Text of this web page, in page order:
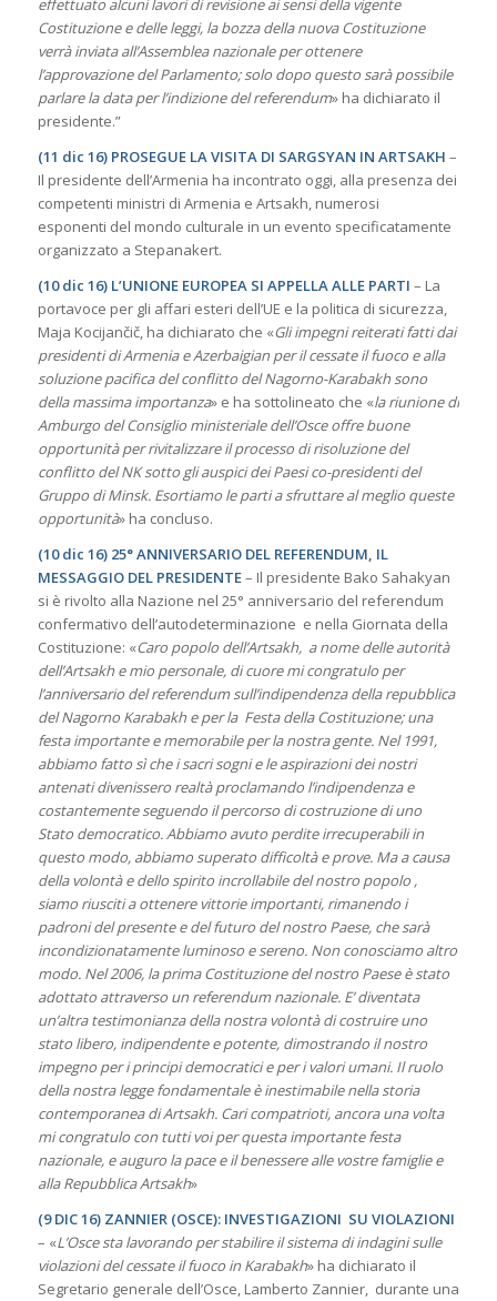
effettuato alcuni lavori di revisione ai sensi della vigente
Costituzione e delle leggi, la bozza della nuova Costituzione
verrà inviata all’Assemblea nazionale per ottenere
l’approvazione del Parlamento; solo dopo questo sarà possibile
parlare la data per l’indizione del referendum» ha dichiarato il
presidente.”
(11 dic 16) PROSEGUE LA VISITA DI SARGSYAN IN ARTSAKH –
Il presidente dell’Armenia ha incontrato oggi, alla presenza dei
competenti ministri di Armenia e Artsakh, numerosi
esponenti del mondo culturale in un evento specificatamente
organizzato a Stepanakert.
(10 dic 16) L’UNIONE EUROPEA SI APPELLA ALLE PARTI – La
portavoce per gli affari esteri dell’UE e la politica di sicurezza,
Maja Kocijančič, ha dichiarato che «Gli impegni reiterati fatti dai
presidenti di Armenia e Azerbaigian per il cessate il fuoco e alla
soluzione pacifica del conflitto del Nagorno-Karabakh sono
della massima importanza» e ha sottolineato che «la riunione di
Amburgo del Consiglio ministeriale dell’Osce offre buone
opportunità per rivitalizzare il processo di risoluzione del
conflitto del NK sotto gli auspici dei Paesi co-presidenti del
Gruppo di Minsk. Esortiamo le parti a sfruttare al meglio queste
opportunità» ha concluso.
(10 dic 16) 25° ANNIVERSARIO DEL REFERENDUM, IL
MESSAGGIO DEL PRESIDENTE– Il presidente Bako Sahakyan
si è rivolto alla Nazione nel 25° anniversario del referendum
confermativo dell’autodeterminazione e nella Giornata della
Costituzione: «Caro popolo dell’Artsakh, a nome delle autorità
dell’Artsakh e mio personale, di cuore mi congratulo per
l’anniversario del referendum sull’indipendenza della repubblica
del Nagorno Karabakh e per la Festa della Costituzione; una
festa importante e memorabile per la nostra gente. Nel 1991,
abbiamo fatto sì che i sacri sogni e le aspirazioni dei nostri
antenati divenissero realtà proclamando l’indipendenza e
costantemente seguendo il percorso di costruzione di uno
Stato democratico. Abbiamo avuto perdite irrecuperabili in
questo modo, abbiamo superato difficoltà e prove. Ma a causa
della volontà e dello spirito incrollabile del nostro popolo ,
siamo riusciti a ottenere vittorie importanti, rimanendo i
padroni del presente e del futuro del nostro Paese, che sarà
incondizionatamente luminoso e sereno. Non conosciamo altro
modo. Nel 2006, la prima Costituzione del nostro Paese è stato
adottato attraverso un referendum nazionale. E’ diventata
un’altra testimonianza della nostra volontà di costruire uno
stato libero, indipendente e potente, dimostrando il nostro
impegno per i principi democratici e per i valori umani. Il ruolo
della nostra legge fondamentale è inestimabile nella storia
contemporanea di Artsakh. Cari compatrioti, ancora una volta
mi congratulo con tutti voi per questa importante festa
nazionale, e auguro la pace e il benessere alle vostre famiglie e
alla Repubblica Artsakh»
(9 DIC 16) ZANNIER (OSCE): INVESTIGAZIONI SU VIOLAZIONI
– «L’Osce sta lavorando per stabilire il sistema di indagini sulle
violazioni del cessate il fuoco in Karabakh» ha dichiarato il
Segretario generale dell’Osce, Lamberto Zannier, durante una